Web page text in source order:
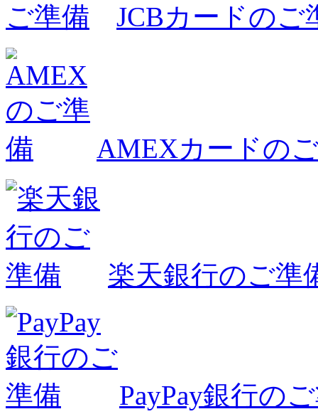
JCBカードのご
AMEXカードの
楽天銀行のご準
PayPay銀行の